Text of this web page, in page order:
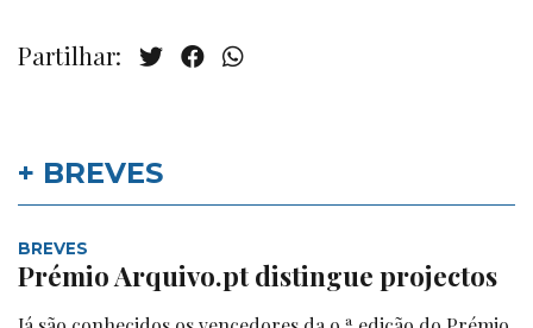
Partilhar:
+ BREVES
BREVES
Prémio Arquivo.pt distingue projectos